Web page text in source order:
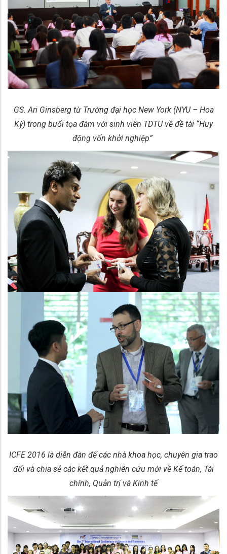
GS. Ari Ginsberg từ Trường đại học New York (NYU – Hoa
Kỳ) trong buổi tọa đàm với sinh viên TDTU về đề tài “Huy
động vốn khởi nghiệp”
ICFE 2016 là diễn đàn để các nhà khoa học, chuyên gia trao
đổi và chia sẻ các kết quả nghiên cứu mới về Kế toán, Tài
chính, Quản trị và Kinh tế